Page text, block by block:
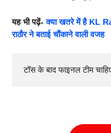
यह भी पढ़ें-क्या खतरे में है KL
राठौर ने बताई चौंकाने वाली वजह
टॉस के बाद फाइनल टीम